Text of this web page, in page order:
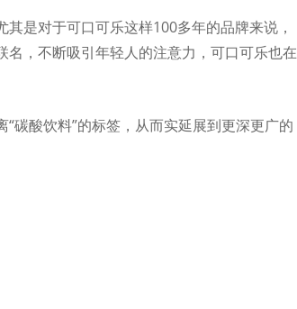
是对于可口可乐这样100多年的品牌来说，
，不断吸引年轻人的注意力，可口可乐也在
碳酸饮料”的标签，从而实延展到更深更广的